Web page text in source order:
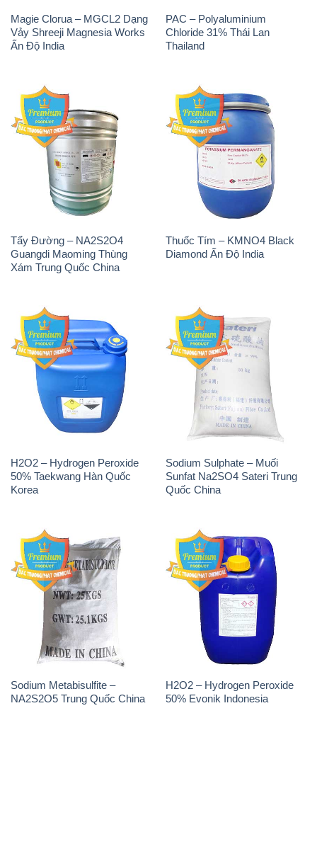
Magie Clorua – MGCL2 Dạng
Vảy Shreeji Magnesia Works
Ấn Độ India
PAC – Polyaluminium
Chloride 31% Thái Lan
Thailand
Tẩy Đường – NA2S2O4
Guangdi Maoming Thùng
Xám Trung Quốc China
Thuốc Tím – KMNO4 Black
Diamond Ấn Độ India
H2O2 – Hydrogen Peroxide
50% Taekwang Hàn Quốc
Korea
Sodium Sulphate – Muối
Sunfat Na2SO4 Sateri Trung
Quốc China
Sodium Metabisulfite –
NA2S2O5 Trung Quốc China
H2O2 – Hydrogen Peroxide
50% Evonik Indonesia